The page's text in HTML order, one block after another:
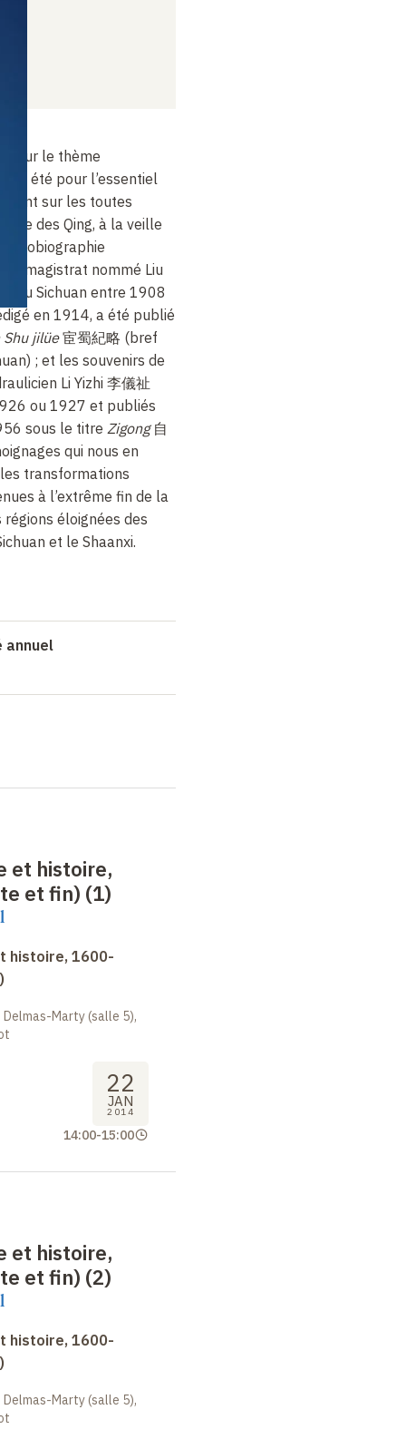
sur le thème
a été pour l’essentiel
sur les toutes
des Qing, à la veille
magistrat nommé Liu
au Sichuan entre 1908
en 1914, a été publié
Shu jilüe宦蜀紀略 (bref
; et les souvenirs de
Li Yizhi 李儀祉
ou 1927 et publiés
sous le titre Zigong自
qui nous en
transformations
à l’extrême fin de la
éloignées des
et le Shaanxi.
annuel
et histoire,
et fin) (1)
histoire, 1600-
Marty (salle 5),
22
JAN
2014
14:00-15:00
et histoire,
et fin) (2)
histoire, 1600-
Marty (salle 5),